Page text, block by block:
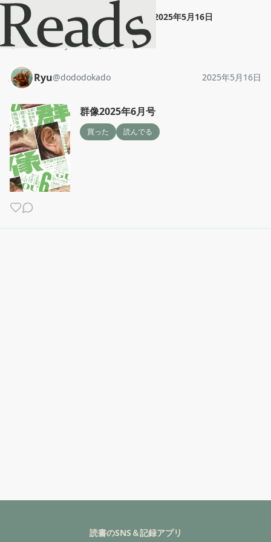
Ryu"群像2025年6月号 2025年5月16日
ホーム Ryu 投稿
Ryu@dododokado 2025年5月16日
群像2025年6月号
買った 読んでる
読書のSNS＆記録アプリ